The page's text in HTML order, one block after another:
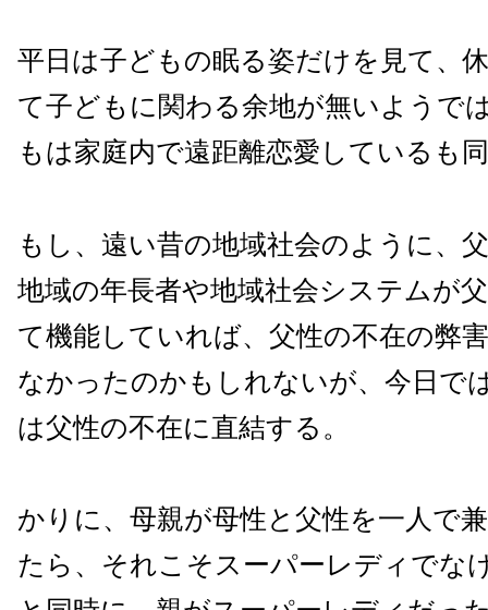
平日は子どもの眠る姿だけを見て、
て子どもに関わる余地が無いようで
もは家庭内で遠距離恋愛しているも
もし、遠い昔の地域社会のように、
地域の年長者や地域社会システムが
て機能していれば、父性の不在の弊
なかったのかもしれないが、今日で
は父性の不在に直結する。
かりに、母親が母性と父性を一人で
たら、それこそスーパーレディでな